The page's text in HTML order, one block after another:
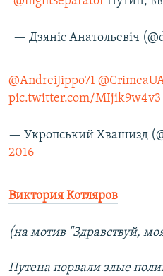
— Дзянiс Анатольевiч
@AndreiJippo71
pic.twitter.com/MIjik9w4v3
— Укропський Хвашизд
2016
Виктория Котляров
(на мотив "Здравствуй,
Путена порвали злые